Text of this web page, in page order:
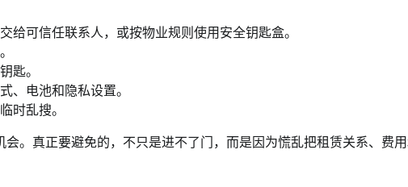
给可信任联系人，或按物业规则使用安全钥匙盒。
匙。
、电池和隐私设置。
时乱搜。
。真正要避免的，不只是进不了门，而是因为慌乱把租赁关系、费